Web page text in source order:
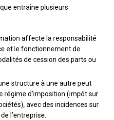
entraîne plusieurs
affecte la responsabilité
et le fonctionnement de
de cession des parts ou
structure à une autre peut
régime d’imposition (impôt sur
avec des incidences sur
l’entreprise.